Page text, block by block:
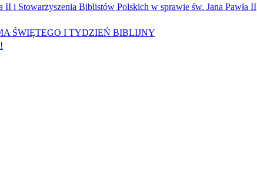
II i Stowarzyszenia Biblistów Polskich w sprawie św. Jana Pawła II
ŚWIĘTEGO I TYDZIEŃ BIBLIJNY